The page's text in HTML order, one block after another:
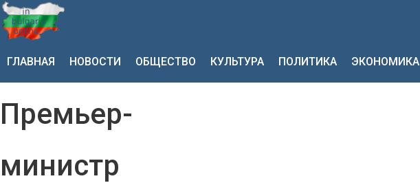
ГЛАВНАЯ НОВОСТИ ОБЩЕСТВО КУЛЬТУРА ПОЛИТИКА ЭКОНОМИКА
Премьер-
министр